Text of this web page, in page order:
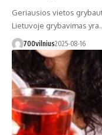
Geriausios vietos
Lietuvoje grybavimas
700vilnius2025-08-16